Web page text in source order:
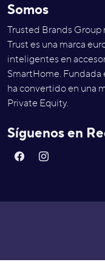
Somos
Trusted Brands Group
Trust es una marca
inteligentes en
SmartHome. Fundada
ha convertido en una
Private Equity.
Síguenos en